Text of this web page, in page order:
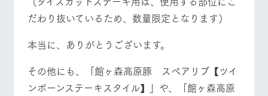
だわり抜いているため、数量限定となります）
本当に、ありがとうございます。
その他にも、「館ヶ森高原豚 スペアリブ【ツイ
ンボーンステーキスタイル】」や、「館ヶ森高原